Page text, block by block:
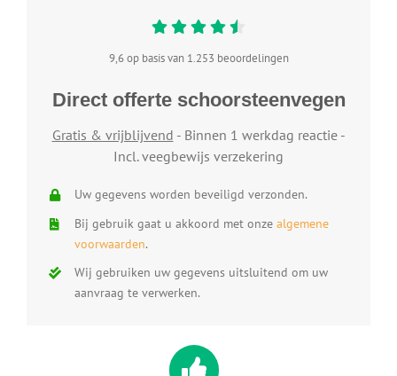
9,6 op basis van 1.253 beoordelingen
Direct offerte schoorsteenvegen
Gratis & vrijblijvend - Binnen 1 werkdag reactie -
Incl. veegbewijs verzekering
Uw gegevens worden beveiligd verzonden.
Bij gebruik gaat u akkoord met onze algemene
voorwaarden.
Wij gebruiken uw gegevens uitsluitend om uw
aanvraag te verwerken.